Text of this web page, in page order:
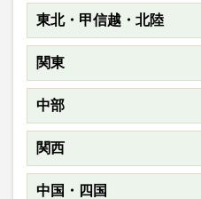
東北・甲信越・北陸
関東
中部
関西
中国・四国